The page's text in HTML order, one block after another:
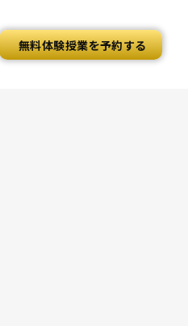
無料体験授業を予約する